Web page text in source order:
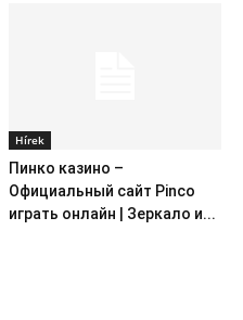
Hírek
Пинко казино –
Официальный сайт Pinco
играть онлайн | Зеркало и...